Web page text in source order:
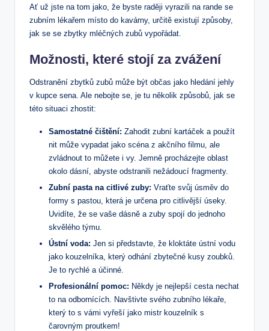
Ať už jste na tom jako, že byste raději vyrazili na rande se
zubním lékařem místo do kavárny, určitě existují způsoby,
jak se se zbytky mléčných zubů vypořádat.
Možnosti, které stojí za zvážení
Odstranění zbytků zubů může být občas jako hledání jehly
v kupce sena. Ale nebojte se, je tu několik způsobů, jak se
této situaci zhostit:
Samostatné čištění: Zahodit zubní kartáček a použít
nit může vypadat jako scéna z akčního filmu, ale
zvládnout to můžete i vy. Jemně procházejte oblast
okolo dásní, abyste odstranili nežádoucí fragmenty.
Zubní pasta na citlivé zuby: Vraťte svůj úsměv do
formy s pastou, která je určena pro citlivější úseky.
Uvidíte, že se vaše dásně a zuby spojí do jednoho
skvělého týmu.
Ústní voda: Jen si představte, že kloktáte ústní vodu
jako kouzelníka, který odhání zbytečné kusy zoubků.
Je to rychlé a účinné.
Profesionální pomoc: Někdy je nejlepší cesta nechat
to na odbornících. Navštivte svého zubního lékaře,
který to s vámi vyřeší jako mistr kouzelník s
čarovným proutkem!